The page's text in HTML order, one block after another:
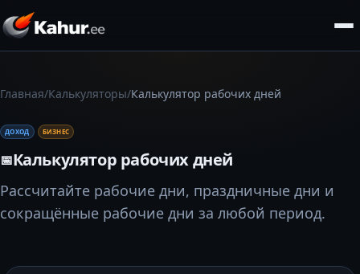
Главная/Калькуляторы/Калькулятор рабочих дней
ДОХОД БИЗНЕС
📅Калькулятор рабочих дней
Рассчитайте рабочие дни, праздничные дни и
сокращённые рабочие дни за любой период.